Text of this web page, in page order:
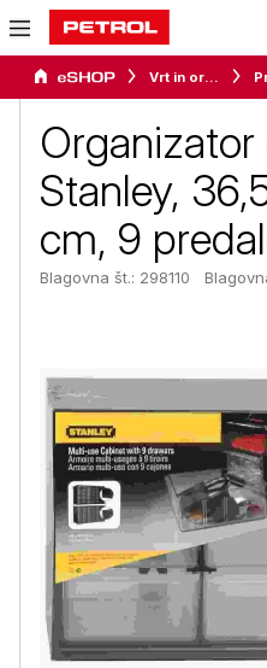
Vrt in orodje
Organizator
Stanley,
cm, 9
Blagovna št.: 298110